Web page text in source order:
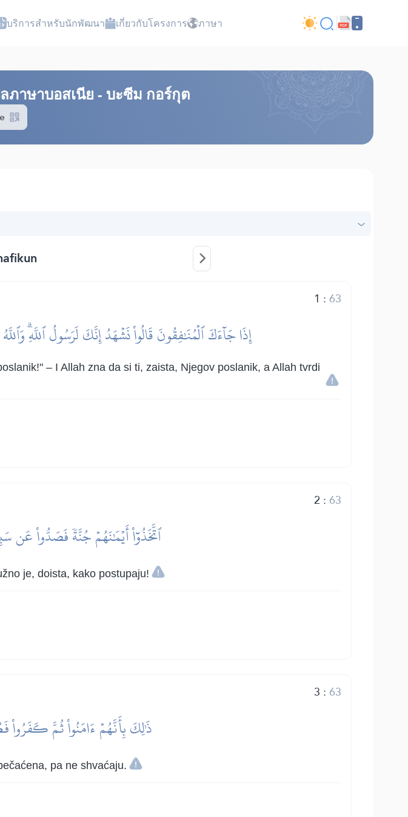
บริการสำหรับนักพัฒนา เกี่ยวกับโครงการ ภาษา
าษาบอสเนีย - บะซีม กอร์กุต
1 :63
إِذَا جَآءَكَ ٱلۡمُنَٰفِقُونَ قَالُواْ نَشۡهَدُ إِنَّكَ لَرَسُولُ ٱللَّهِۗ
– I Allah zna da si ti, zaista, Njegov poslanik, a Allah tvrdi
2 :63
ٱتَّخَذُوٓاْ أَيۡمَٰنَهُمۡ جُنَّةٗ فَصَدُّواْ عَن
je, doista, kako postupaju!
3 :63
ذَٰلِكَ بِأَنَّهُمۡ ءَامَنُواْ ثُمَّ كَفَرُواْ
pa ne shvaćaju.